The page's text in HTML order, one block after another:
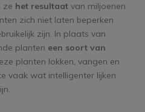
ze het resultaat van miljoenen
zich niet laten beperken
zijn. In plaats van
planten een soort van
planten lokken, vangen en
vaak wat intelligenter lijken